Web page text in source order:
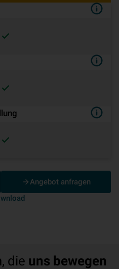
Angebot anfragen
die uns bewegen